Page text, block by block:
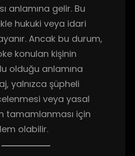
anlamına gelir. Bu
hukuki veya idari
Ancak bu durum,
konulan kişinin
olduğu anlamına
yalnızca şüpheli
veya yasal
tamamlanması için
olabilir.